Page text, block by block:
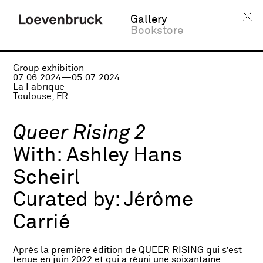
Gallery
Bookstore
Group exhibition
07.06.2024—05.07.2024
La Fabrique
Toulouse, FR
Queer Rising 2
With:Ashley Hans
Scheirl
Curated by:Jérôme
Carrié
Après la première édition de QUEER RISING qui s’est
tenue en juin 2022 et qui a réuni une soixantaine